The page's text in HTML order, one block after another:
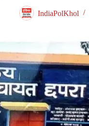
IndiaPolKhol